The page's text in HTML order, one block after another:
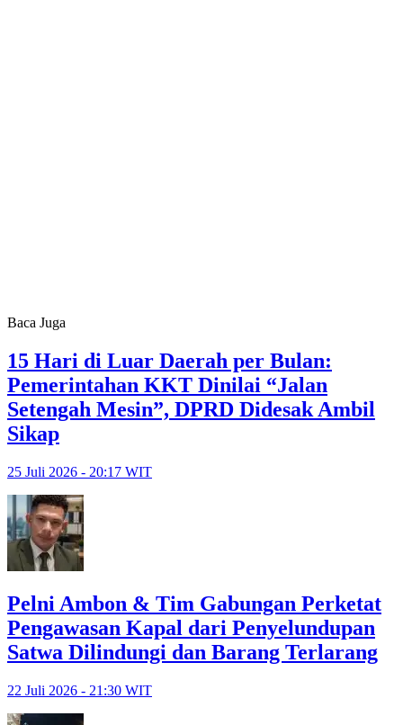
Baca Juga
15 Hari di Luar Daerah per Bulan:
Pemerintahan KKT Dinilai “Jalan
Setengah Mesin”, DPRD Didesak Ambil
Sikap
25 Juli 2026 - 20:17 WIT
Pelni Ambon & Tim Gabungan Perketat
Pengawasan Kapal dari Penyelundupan
Satwa Dilindungi dan Barang Terlarang
22 Juli 2026 - 21:30 WIT